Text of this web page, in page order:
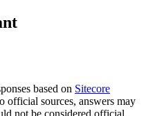
based on Sitecore
official sources, answers may
not be considered official